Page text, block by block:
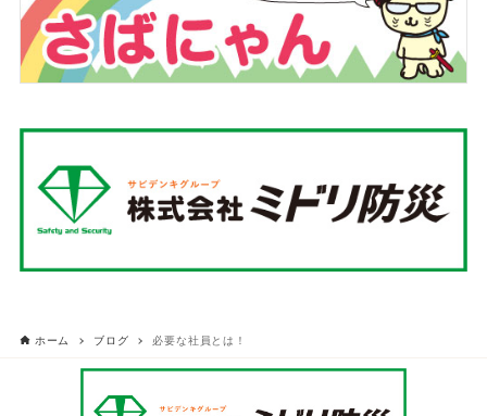
ホーム ブログ 必要な社員とは！